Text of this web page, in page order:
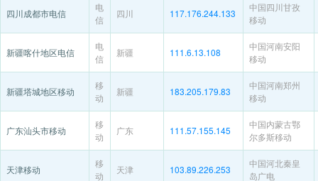
四川成都市电信
电
信
四川 117.176.244.133
中国四川甘孜
移动
新疆喀什地区电信
电
信
新疆 111.6.13.108
中国河南安阳
移动
新疆塔城地区移动
移
动
新疆 183.205.179.83
中国河南郑州
移动
广东汕头市移动
移
动
广东 111.57.155.145
中国内蒙古鄂
尔多斯移动
天津移动
移
动
天津 103.89.226.253
中国河北秦皇
岛广电